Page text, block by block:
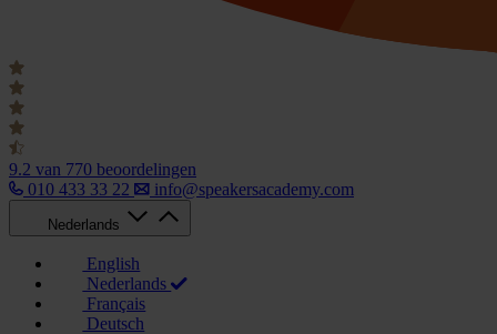
9.2 van 770 beoordelingen
010 433 33 22
info@speakersacademy.com
Nederlands
English
Nederlands
Français
Deutsch